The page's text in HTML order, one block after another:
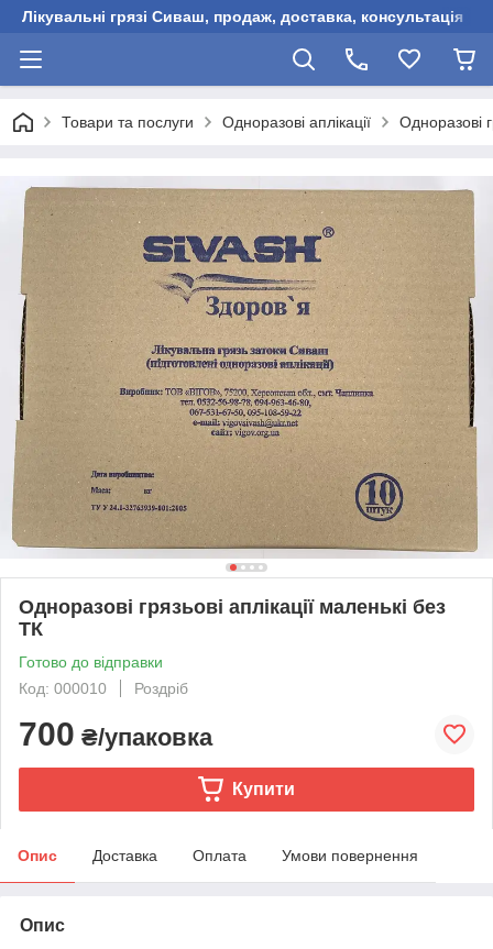
Лікувальні грязі Сиваш, продаж, доставка, консультація
Товари та послуги Одноразові аплікації Одноразові
Одноразові грязьові аплікації маленькі без
ТК
Готово до відправки
Код: 000010
Роздріб
700 ₴/упаковка
Купити
Опис Доставка Оплата Умови повернення
Опис